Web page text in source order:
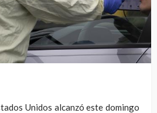
Unidos alcanzó este domingo